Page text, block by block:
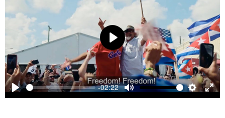
P
-02:22
M
S
E
P
a
y